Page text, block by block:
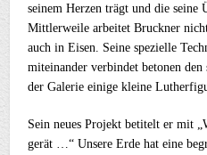
seinem Herzen trägt und die seine
Mittlerweile arbeitet Bruckner
auch in Eisen. Seine spezielle
miteinander verbindet betonen
der Galerie einige kleine
Sein neues Projekt betitelt er mit
gerät …“ Unsere Erde hat eine